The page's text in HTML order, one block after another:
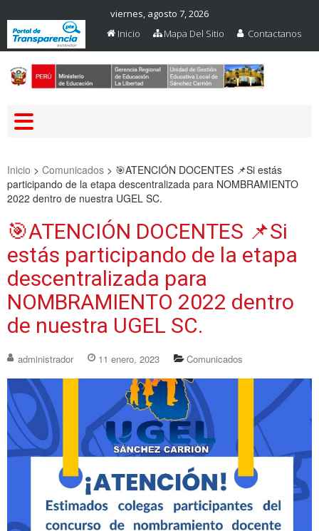
viernes, agosto 7, 2026
Inicio
Mapa Del Sitio Contactanos
Inicio > Comunicados > 🎯ATENCIÓN DOCENTES 📌Si estás
participando de la etapa descentralizada para NOMBRAMIENTO
2022 dentro de nuestra UGEL SC.
🎯ATENCIÓN DOCENTES 📌Si
estás participando de la etapa
descentralizada para
NOMBRAMIENTO 2022 dentro
de nuestra UGEL SC.
administrador 11 enero, 2023 Comunicados